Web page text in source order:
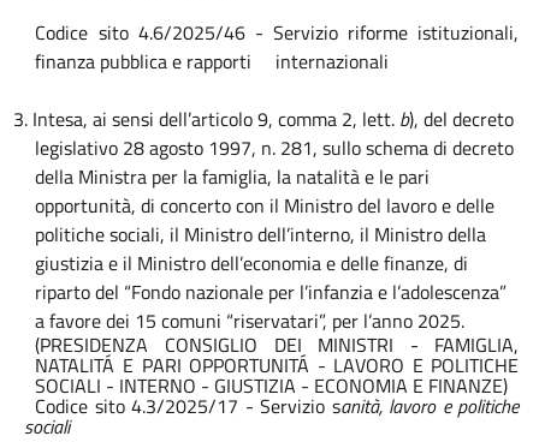
Codice sito 4.6/2025/46 - Servizio riforme istituzionali,
finanza pubblica e rapporti internazionali
3. Intesa, ai sensi dell’articolo 9, comma 2, lett. b), del decreto
legislativo 28 agosto 1997, n. 281, sullo schema di decreto
della Ministra per la famiglia, la natalità e le pari
opportunità, di concerto con il Ministro del lavoro e delle
politiche sociali, il Ministro dell’interno, il Ministro della
giustizia e il Ministro dell’economia e delle finanze, di
riparto del “Fondo nazionale per l’infanzia e l’adolescenza”
a favore dei 15 comuni “riservatari”, per l’anno 2025.
(PRESIDENZA CONSIGLIO DEI MINISTRI - FAMIGLIA,
NATALITÁ E PARI OPPORTUNITÁ - LAVORO E POLITICHE
SOCIALI - INTERNO - GIUSTIZIA - ECONOMIA E FINANZE)
Codice sito 4.3/2025/17 - Servizio sanità, lavoro e politiche
sociali